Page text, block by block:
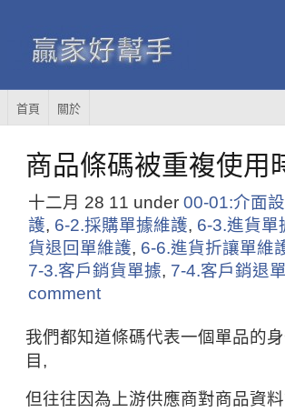
首頁 關於
商品條碼被重複使用
十二月 28 11 under 00-01:介面
護, 6-2.採購單據維護, 6-3.進貨單
貨退回單維護, 6-6.進貨折讓單維
7-3.客戶銷貨單據, 7-4.客戶銷退
comment
我們都知道條碼代表一個單品的
目,
但往往因為上游供應商對商品資